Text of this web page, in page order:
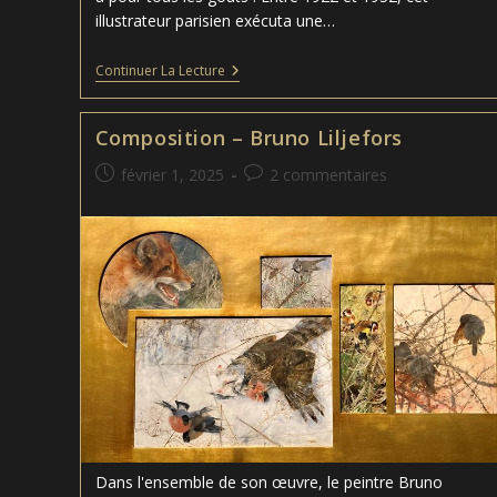
illustrateur parisien exécuta une…
Continuer La LectureLes
Affiches
Broders
Composition – Bruno Liljefors
Publication
février 1, 2025
Commentaires
la
publication :
2 commentaires
Dans l'ensemble de son œuvre, le peintre Bruno